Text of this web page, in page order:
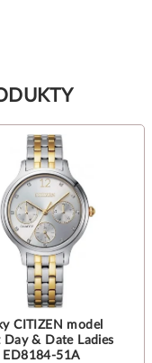
CITIZEN model
Day & Date Ladies
51A